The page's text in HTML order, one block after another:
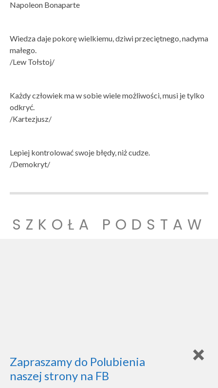
Napoleon Bonaparte
Wiedza daje pokorę wielkiemu, dziwi przeciętnego, nadyma
małego.
/Lew Tołstoj/
Każdy człowiek ma w sobie wiele możliwości, musi je tylko
odkryć.
/Kartezjusz/
Lepiej kontrolować swoje błędy, niż cudze.
/Demokryt/
SZKOŁA PODSTAW
Zapraszamy do Polubienia
naszej strony na FB